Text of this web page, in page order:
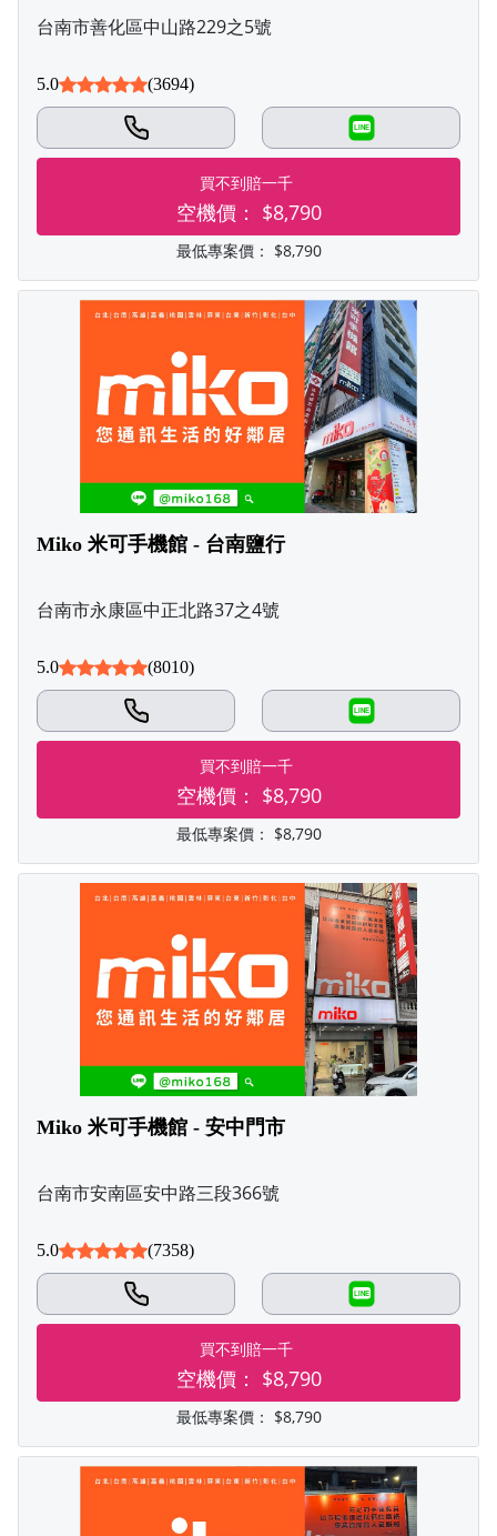
台南市善化區中山路229之5號
5.0 (3694)
LINE
買不到賠一千
空機價： $8,790
最低專案價： $8,790
Miko 米可手機館 - 台南鹽行
台南市永康區中正北路37之4號
5.0 (8010)
LINE
買不到賠一千
空機價： $8,790
最低專案價： $8,790
Miko 米可手機館 - 安中門市
台南市安南區安中路三段366號
5.0 (7358)
LINE
買不到賠一千
空機價： $8,790
最低專案價： $8,790